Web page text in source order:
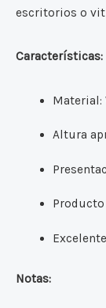
escritorios o
Características:
Material:
Altura
Notas: